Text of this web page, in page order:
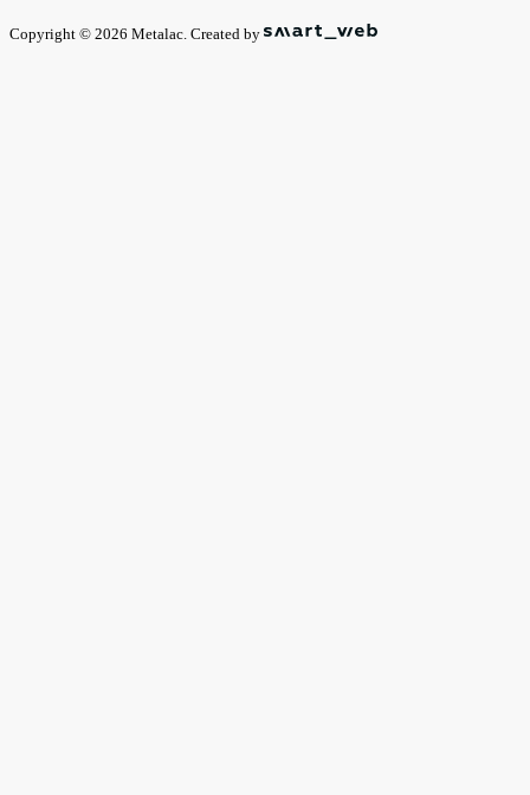
Copyright © 2026 Metalac. Created by